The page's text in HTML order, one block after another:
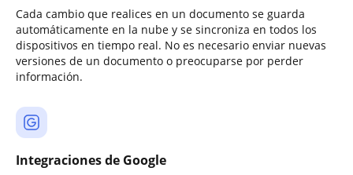
Cada cambio que realices en un documento se guarda
automáticamente en la nube y se sincroniza en todos los
dispositivos en tiempo real. No es necesario enviar nuevas
versiones de un documento o preocuparse por perder
información.
Integraciones de Google